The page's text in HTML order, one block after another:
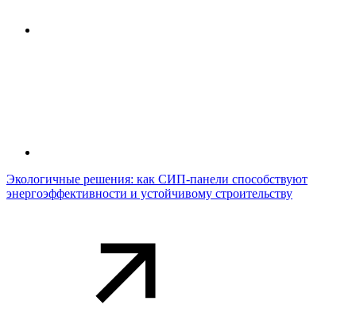
Экологичные решения: как СИП-панели способствуют
энергоэффективности и устойчивому строительству